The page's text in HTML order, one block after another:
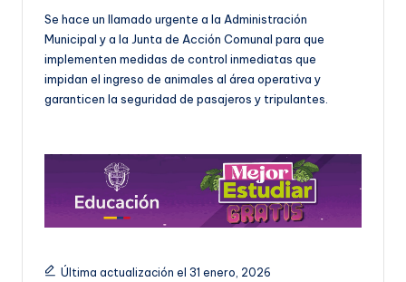
Se hace un llamado urgente a la Administración
Municipal y a la Junta de Acción Comunal para que
implementen medidas de control inmediatas que
impidan el ingreso de animales al área operativa y
garanticen la seguridad de pasajeros y tripulantes.
Última actualización el 31 enero, 2026